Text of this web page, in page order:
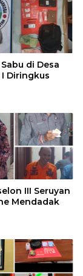
di Desa
Diringkus
III Seruyan
Mendadak